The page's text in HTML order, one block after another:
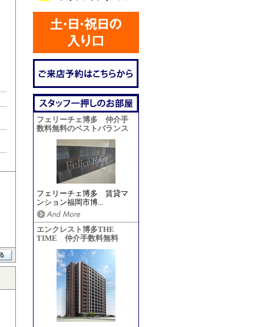
フェリーチェ博多 仲介手
数料無料のベストバランス
フェリーチェ博多 賃貸マ
ンション福岡市博...
エンクレスト博多THE
TIME 仲介手数料無料